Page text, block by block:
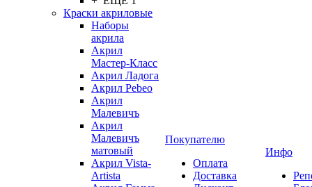
Краски акриловые
Наборы
акрила
Акрил
Мастер-Класс
Акрил Ладога
Акрил Pebeo
Акрил
Малевичъ
Акрил
Малевичъ
матовый
Акрил Vista-
Artista
Покупателю
Оплата
Доставка
Инфо